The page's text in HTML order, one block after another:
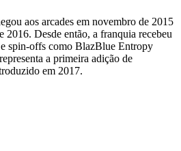
aos arcades em novembro de 2015
2016. Desde então, a franquia recebeu
spin‑offs como BlazBlue Entropy
a primeira adição de
em 2017.